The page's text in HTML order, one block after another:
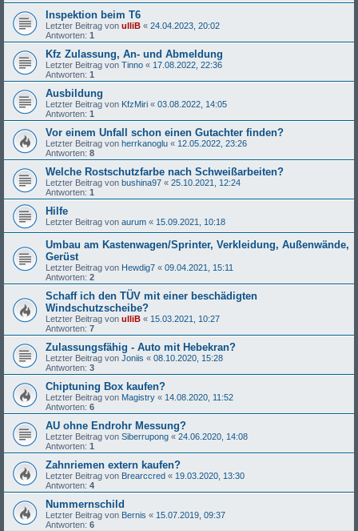
Inspektion beim T6
Letzter Beitrag von ulliB « 24.04.2023, 20:02
Antworten: 1
Kfz Zulassung, An- und Abmeldung
Letzter Beitrag von Tinno « 17.08.2022, 22:36
Antworten: 1
Ausbildung
Letzter Beitrag von KfzMiri « 03.08.2022, 14:05
Antworten: 1
Vor einem Unfall schon einen Gutachter finden?
Letzter Beitrag von herrkanoglu « 12.05.2022, 23:26
Antworten: 8
Welche Rostschutzfarbe nach Schweißarbeiten?
Letzter Beitrag von bushina97 « 25.10.2021, 12:24
Antworten: 1
Hilfe
Letzter Beitrag von aurum « 15.09.2021, 10:18
Umbau am Kastenwagen/Sprinter, Verkleidung, Außenwände,
Gerüst
Letzter Beitrag von Hewdig7 « 09.04.2021, 15:11
Antworten: 2
Schaff ich den TÜV mit einer beschädigten
Windschutzscheibe?
Letzter Beitrag von ulliB « 15.03.2021, 10:27
Antworten: 7
Zulassungsfähig - Auto mit Hebekran?
Letzter Beitrag von Joniis « 08.10.2020, 15:28
Antworten: 3
Chiptuning Box kaufen?
Letzter Beitrag von Magistry « 14.08.2020, 11:52
Antworten: 6
AU ohne Endrohr Messung?
Letzter Beitrag von Siberrupong « 24.06.2020, 14:08
Antworten: 1
Zahnriemen extern kaufen?
Letzter Beitrag von Brearccred « 19.03.2020, 13:30
Antworten: 4
Nummernschild
Letzter Beitrag von Bernis « 15.07.2019, 09:37
Antworten: 6